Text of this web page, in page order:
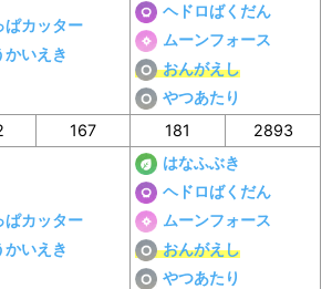
ぱカッター
かいえき
ヘドロばくだん
ムーンフォース
おんがえし
やつあたり
167 181 2893
ぱカッター
かいえき
はなふぶき
ヘドロばくだん
ムーンフォース
おんがえし
やつあたり